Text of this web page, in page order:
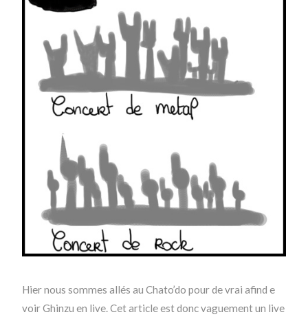
Hier nous sommes allés au Chato’do pour de vrai afind e
voir Ghinzu en live. Cet article est donc vaguement un live